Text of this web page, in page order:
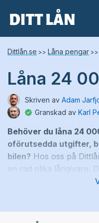
Lånetyper
Snabblån
Kontokredit
Privatlån
Låneförmedlare
Dittlån.se >> Låna pengar >>
Låna 24
Skriven av Adam
Granskad av Karl
Behöver du låna 24
oförutsedda utgifter,
bilen? Hos oss på
en rad olika långivare.
hitta ett lån som
I våra listor kan du